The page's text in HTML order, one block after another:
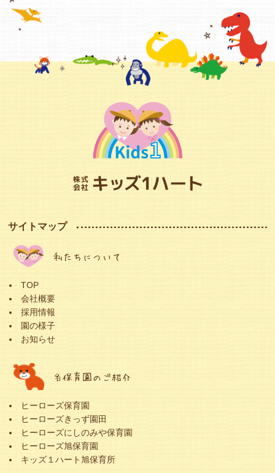
サイトマップ
私たちについて
TOP
会社概要
採用情報
園の様子
お知らせ
各保育園のご紹介
ヒーローズ保育園
ヒーローズきっず園田
ヒーローズにしのみや保育園
ヒーローズ旭保育園
キッズ１ハート旭保育所